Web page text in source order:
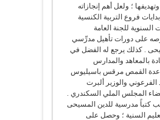
؛ ولعل أهم إنجازاته
فروع التربية الكنسية
السنوية للجنة العامة
على دورات تأهيل مدرِّسي
. كذلك يرجع له الفضل في
بالمعاهد والمدارس
القمص مرقس باسيليوس
والوزير ألبرت
المجلس الملي السكندري .
كتباً مدرسية للدين المسيحى
السنية ؛ وحصل على